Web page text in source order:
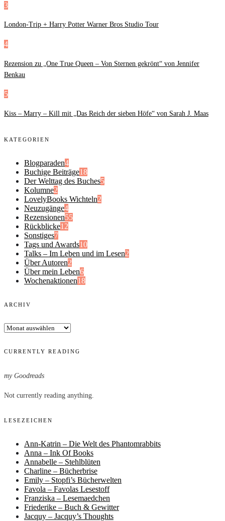
3
London-Trip + Harry Potter Warner Bros Studio Tour
4
Rezension zu „One True Queen – Von Sternen gekrönt“ von Jennifer
Benkau
5
Kiss – Marry – Kill mit „Das Reich der sieben Höfe“ von Sarah J. Maas
KATEGORIEN
Blogparaden4
Buchige Beiträge18
Der Welttag des Buches5
Kolumne2
LovelyBooks Wichteln2
Neuzugänge4
Rezensionen55
Rückblicke12
Sonstiges7
Tags und Awards10
Talks – Im Leben und im Lesen2
Über Autoren2
Über mein Leben6
Wochenaktionen18
ARCHIV
Archiv
CURRENTLY READING
my Goodreads
Not currently reading anything.
LESEZEICHEN
Ann-Katrin – Die Welt des Phantomrabbits
Anna – Ink Of Books
Annabelle – Stehlblüten
Charline – Bücherbrise
Emily – Stopfi’s Bücherwelten
Favola – Favolas Lesestoff
Franziska – Lesemaedchen
Friederike – Buch & Gewitter
Jacquy – Jacquy’s Thoughts